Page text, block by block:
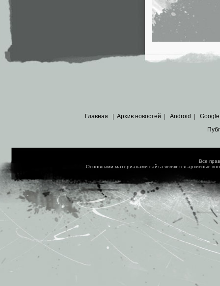
Главная Архив новостей Android Google
Все
Основными материалами сайта являются архивные